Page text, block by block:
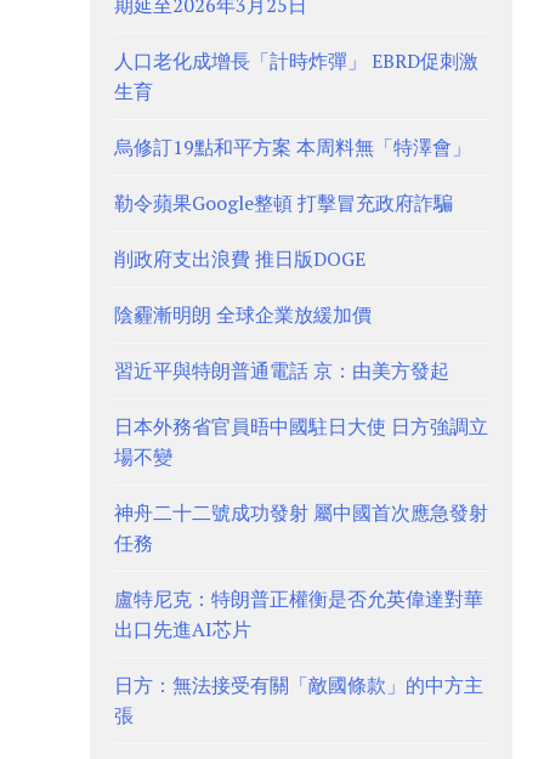
人口老化成增長「計時炸彈」 EBRD促刺激
生育
烏修訂19點和平方案 本周料無「特澤會」
勒令蘋果Google整頓 打擊冒充政府詐騙
削政府支出浪費 推日版DOGE
陰霾漸明朗 全球企業放緩加價
習近平與特朗普通電話 京：由美方發起
日本外務省官員晤中國駐日大使 日方強調立
場不變
神舟二十二號成功發射 屬中國首次應急發射
任務
盧特尼克：特朗普正權衡是否允英偉達對華
出口先進AI芯片
日方：無法接受有關「敵國條款」的中方主
張